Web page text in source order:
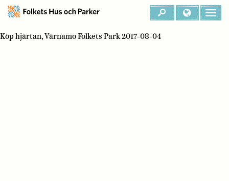
Köp hjärtan, Värnamo Folkets Park 2017-08-04